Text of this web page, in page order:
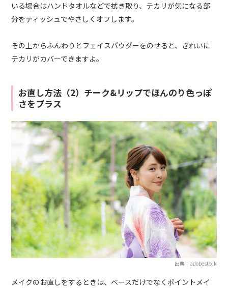
いる場合はハンドタオルなどで拭き取り、テカリが気になる部
分をティッシュでやさしくオフします。
その上からふんわりとフェイスパウダーをのせると、きれいに
テカリがカバーできますよ。
お直し方法（2）チーク&リップでほんのり色っぽ
さをプラス
出典：adobestock
メイクのお直しをするときは、ベースだけでなくポイントメイ